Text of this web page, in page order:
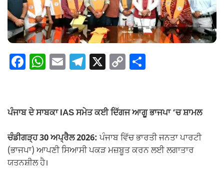
F
e
o
o
W
s
p
p
E T
gr
m
X C
y
n
k
e
ਪੰਜਾਬ ਦੇ ਸਾਬਕਾ IAS ਸਮੇਤ ਕਈ ਦਿੱਗਜ ਆਗੂ ਭਾਜਪਾ ‘ਚ ਸ਼ਾਮਲ
ਚੰਡੀਗੜ੍ਹ 30 ਅਪ੍ਰੈਲ 2026:ਪੰਜਾਬ ਵਿੱਚ ਭਾਰਤੀ ਜਨਤਾ ਪਾਰਟੀ
(ਭਾਜਪਾ) ਆਪਣੀ ਸਿਆਸੀ ਪਕੜ ਮਜ਼ਬੂਤ ਕਰਨ ਲਈ ਲਗਾਤਾਰ
ਯਤਨਸ਼ੀਲ ਹੈ।